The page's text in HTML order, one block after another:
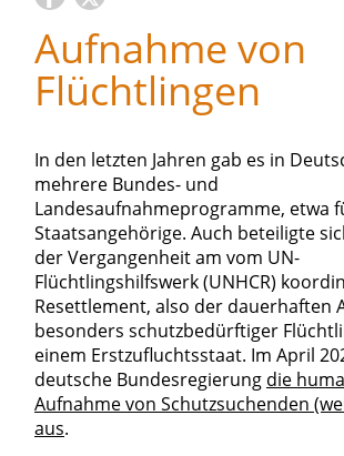
Aufnahme von
Flüchtlingen
In den letzten Jahren gab es in
mehrere Bundes- und
Landesaufnahmeprogramme, etwa
Staatsangehörige. Auch beteiligte
der Vergangenheit am vom UN-
Flüchtlingshilfswerk (UNHCR)
Resettlement, also der dauerhaften
besonders schutzbedürftiger
einem Erstzufluchtsstaat. Im April
deutsche Bundesregierung die
Aufnahme von Schutzsuchenden
aus.